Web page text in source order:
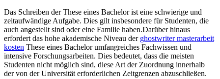
Das Schreiben der These eines Bachelor ist eine schwierige und
zeitaufwändige Aufgabe. Dies gilt insbesondere für Studenten, die
auch angestellt sind oder eine Familie haben.Darüber hinaus
erfordert das hohe akademische Niveau der ghostwriter masterarbeit
kosten These eines Bachelor umfangreiches Fachwissen und
intensive Forschungsarbeiten. Dies bedeutet, dass die meisten
Studenten nicht möglich sind, diese Art der Zuordnung innerhalb
der von der Universität erforderlichen Zeitgrenzen abzuschließen.